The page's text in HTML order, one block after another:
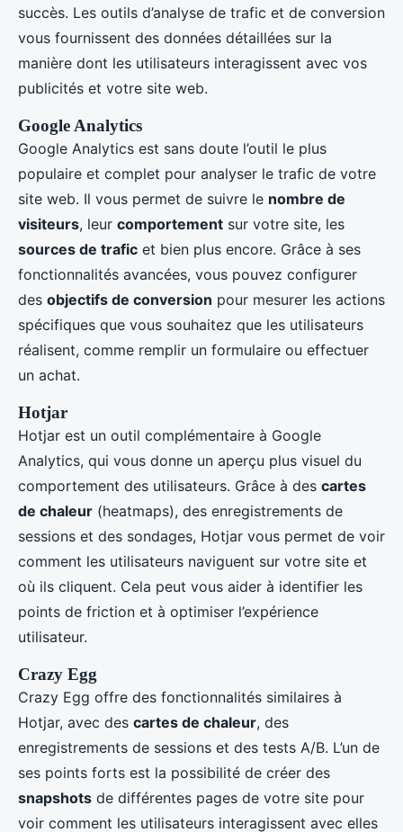
succès. Les outils d’analyse de trafic et de conversion
vous fournissent des données détaillées sur la
manière dont les utilisateurs interagissent avec vos
publicités et votre site web.
Google Analytics
Google Analytics est sans doute l’outil le plus
populaire et complet pour analyser le trafic de votre
site web. Il vous permet de suivre le nombre de
visiteurs, leur comportement sur votre site, les
sources de trafic et bien plus encore. Grâce à ses
fonctionnalités avancées, vous pouvez configurer
des objectifs de conversion pour mesurer les actions
spécifiques que vous souhaitez que les utilisateurs
réalisent, comme remplir un formulaire ou effectuer
un achat.
Hotjar
Hotjar est un outil complémentaire à Google
Analytics, qui vous donne un aperçu plus visuel du
comportement des utilisateurs. Grâce à des cartes
de chaleur (heatmaps), des enregistrements de
sessions et des sondages, Hotjar vous permet de voir
comment les utilisateurs naviguent sur votre site et
où ils cliquent. Cela peut vous aider à identifier les
points de friction et à optimiser l’expérience
utilisateur.
Crazy Egg
Crazy Egg offre des fonctionnalités similaires à
Hotjar, avec des cartes de chaleur, des
enregistrements de sessions et des tests A/B. L’un de
ses points forts est la possibilité de créer des
snapshots de différentes pages de votre site pour
voir comment les utilisateurs interagissent avec elles